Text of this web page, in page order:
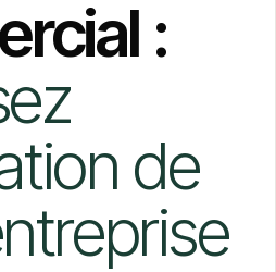
:
de